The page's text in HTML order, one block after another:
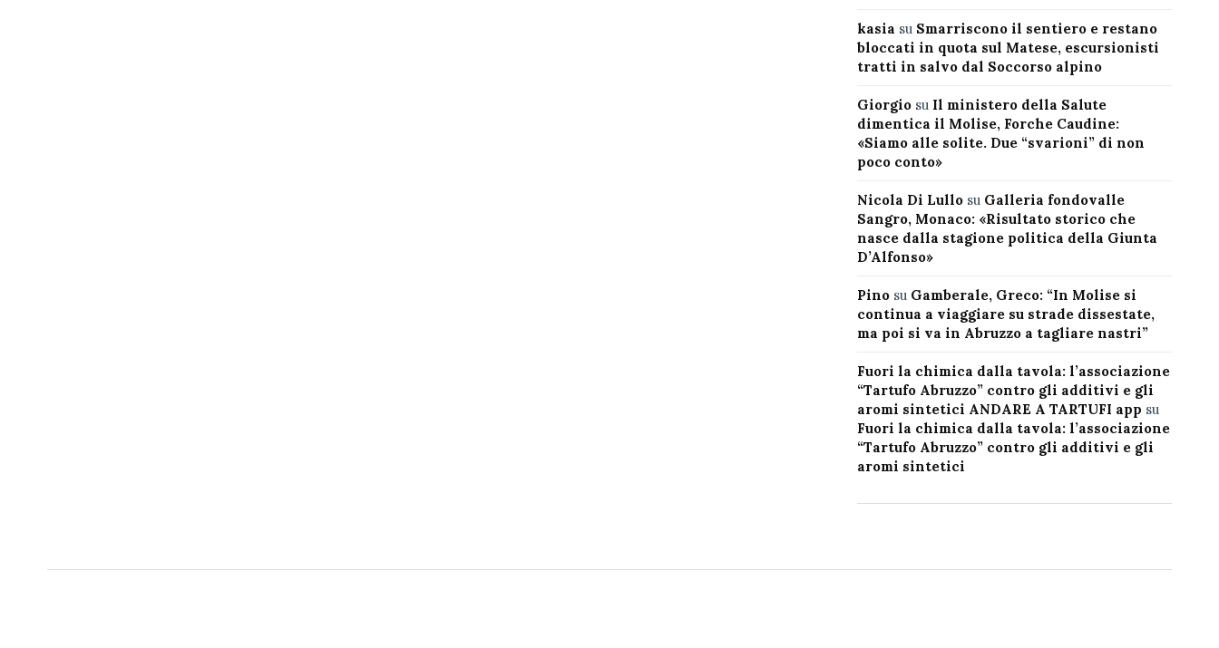
kasia su Smarriscono il sentiero e restano
bloccati in quota sul Matese, escursionisti
tratti in salvo dal Soccorso alpino
Giorgiosu Il ministero della Salute
dimentica il Molise, Forche Caudine:
«Siamo alle solite. Due “svarioni” di non
poco conto»
Nicola Di Lullosu Galleria fondovalle
Sangro, Monaco: «Risultato storico che
nasce dalla stagione politica della Giunta
D’Alfonso»
Pinosu Gamberale, Greco: “In Molise si
continua a viaggiare su strade dissestate,
ma poi si va in Abruzzo a tagliare nastri”
Fuori la chimica dalla tavola: l’associazione
“Tartufo Abruzzo” contro gli additivi e gli
aromi sintetici ANDARE A TARTUFI app su
Fuori la chimica dalla tavola: l’associazione
“Tartufo Abruzzo” contro gli additivi e gli
aromi sintetici